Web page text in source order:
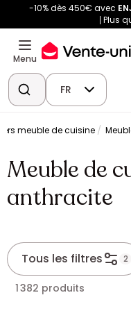
-10% dès 450€ avec
Plus
Menu
FR
meuble de cuisine
Meuble de
anthracite
Tous les filtres 2
1 382 produits